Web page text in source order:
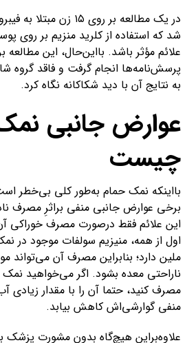
در یک مطالعه بر روی ۱۵ زن
شد که استفاده از کلرید منزیم بر روی
علائم مؤثر باشد. بااین‌حال، این
پرسش‌نامه‌ها انجام گرفت و فاقد گروه
به نتایج آن با دید شکاکانه نگاه کرد.
عوارض جانبی
چیست
بااینکه نمک حمام به‌طور کلی بی‌خطر
برخی عوارض جانبی منفی براثرِ مصرف
این علائم فقط درصورت مصرف خوراکی
اول از همه، منیزیم سولفات موجود در
ملین دارد؛ بنابراین مصرف آن می‌تواند
ناراحتی معده بشود. اگر می‌خواهید نمک
مصرف کنید، حتما آن را با مقدار زیادی
منفی گوارشی‌اش کاهش بیابد.
علاوه‌براین هیچ‌گاه بدون مشورت پزشک